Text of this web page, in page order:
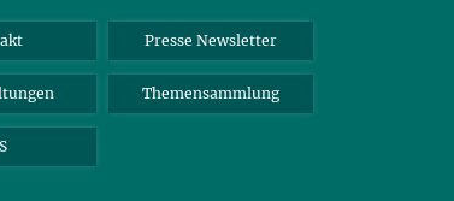
Presse Newsletter
Themensammlung